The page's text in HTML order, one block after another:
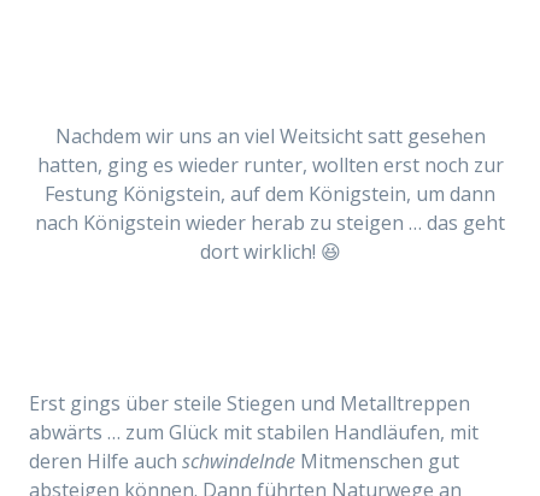
Nachdem wir uns an viel Weitsicht satt gesehen
hatten, ging es wieder runter, wollten erst noch zur
Festung Königstein, auf dem Königstein, um dann
nach Königstein wieder herab zu steigen … das geht
dort wirklich! 😆
Erst gings über steile Stiegen und Metalltreppen
abwärts … zum Glück mit stabilen Handläufen, mit
deren Hilfe auch schwindelnde Mitmenschen gut
absteigen können. Dann führten Naturwege an